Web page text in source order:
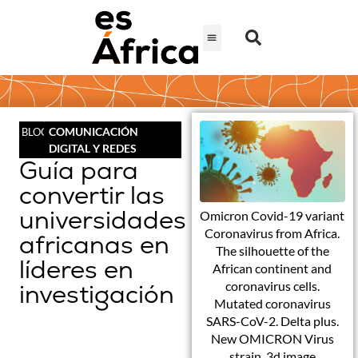
BLOG COMUNICACIÓN
DIGITAL Y REDES
Guía para
convertir las
universidades
africanas en
líderes en
investigación
Omicron Covid-19 variant
Coronavirus from Africa.
The silhouette of the
African continent and
coronavirus cells.
Mutated coronavirus
SARS-CoV-2. Delta plus.
New OMICRON Virus